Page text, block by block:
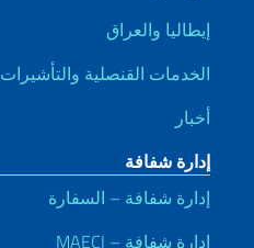
إيطاليا والعراق
الخدمات القنصلية والتأشيرات
أخبار
إدارة شفافة
إدارة شفافة – السفارة
إدارة شفافة – MAECI